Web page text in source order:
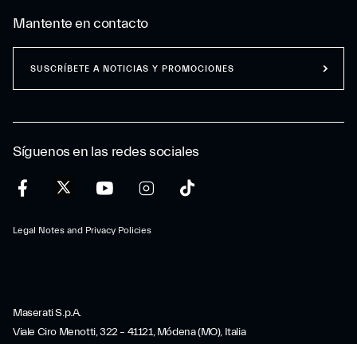
Síguenos en las redes sociales
Legal Notes and Privacy Policies
Mantente en contacto
SUSCRÍBETE A NOTICIAS Y PROMOCIONES
Maserati S.p.A.
Viale Ciro Menotti, 322 – 41121, Módena (MO), Italia